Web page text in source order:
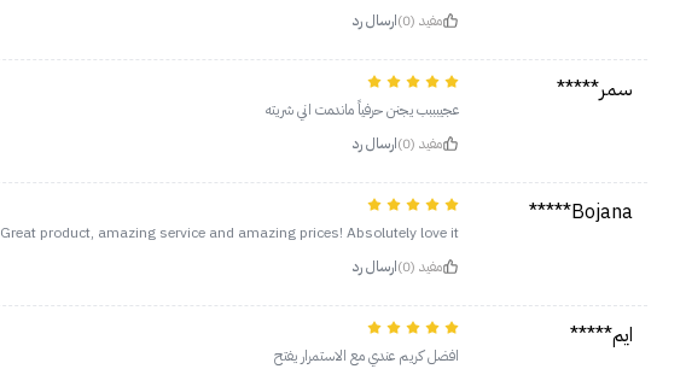
مفيد (0)
ارسال رد
سمر*****
عجيبببب يجنن حرفياً ماندمت اني شريته
مفيد (0)
ارسال رد
Bojana*****
Great product, amazing service and amazing prices! Absolutely love it!!
مفيد (0)
ارسال رد
ايم*****
افضل كريم عندي مع الاستمرار يفتح